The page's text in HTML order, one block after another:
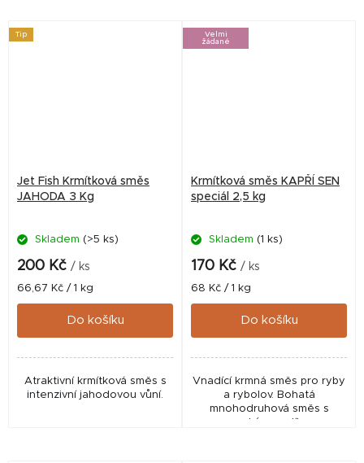
Tip
Jet Fish Krmítková směs
JAHODA 3 Kg
Skladem (>5 ks)
200 Kč / ks
Měrná
cena:
66,67 Kč / 1 kg
Do košíku
Atraktivní krmítková směs s
intenzivní jahodovou vůní.
Velmi
žádané
Krmítková směs KAPŘÍ SEN
speciál 2,5 kg
Skladem (1 ks)
170 Kč / ks
Měrná
cena:
68 Kč / 1 kg
Do košíku
Vnadící krmná směs pro ryby
a rybolov. Bohatá
mnohodruhová směs s